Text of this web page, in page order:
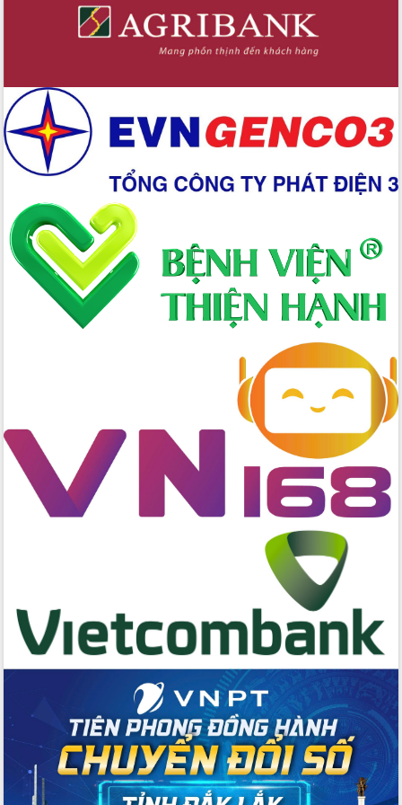
Đảm bảo cuộc bầu cử đại biểu Quốc
hội và đại biểu HĐND các cấp diễn ra
Thủ tướng Chính phủ Phạm Minh Chính
kiểm tra, chỉ đạo hoàn thành các dự
án cao tốc và thăm khu tái định cư tại
Đắk Lắk
Sôi nổi Hội đua ngựa truyền thống Gò
Thì Thùng mừng Xuân Bính Ngọ 2026
Lãnh đạo tỉnh dâng hương tưởng niệm
tại Đập Đồng Cam đầu Xuân Bính Ngọ
Ngành nông nghiệp phấn đấu tăng
trưởng đạt 5,86% trong năm 2026
UBND tỉnh Đắk Lắk triển khai công tác
quốc phòng, quân sự địa phương năm
Thầy thuốc Việt Nam
Rộn ràng lễ hội truyền thống Sông
nước Đà Nông lần thứ I năm 2026
Kỳ họp Chuyên đề lần thứ Năm, HĐND
tỉnh Đắk Lắk thông qua các nghị quyết
2026-2031
Phát động hai phong trào thi đua quan
trọng trong kỷ nguyên mới
Hội nghị lần thứ tư Ban Chỉ đạo công
Hội nghị Báo cáo viên Trung ương
tháng 01/2026
Phó Thủ tướng Hồ Quốc Dũng đánh giá
cao kết quả Chiến dịch Quang Trung
tại Đắk Lắk